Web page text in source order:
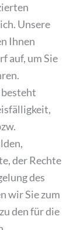
Unsere
Ihnen
auf, um Sie
der Rechte
des
wir Sie zum
den für die